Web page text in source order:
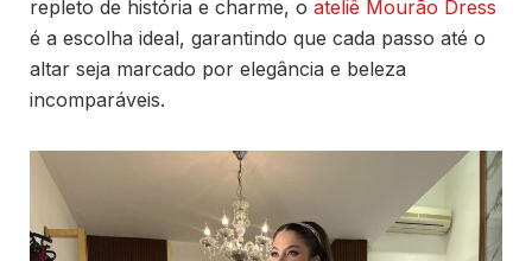
repleto de história e charme, o ateliê Mourão Dress
é a escolha ideal, garantindo que cada passo até o
altar seja marcado por elegância e beleza
incomparáveis.